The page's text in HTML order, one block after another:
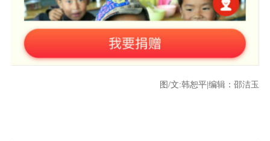
图/文:韩恕平|编辑：邵洁玉